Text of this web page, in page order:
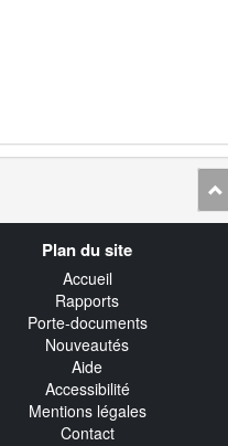
Plan du site
Accueil
Rapports
Porte-documents
Nouveautés
Aide
Accessibilité
Mentions légales
Contact